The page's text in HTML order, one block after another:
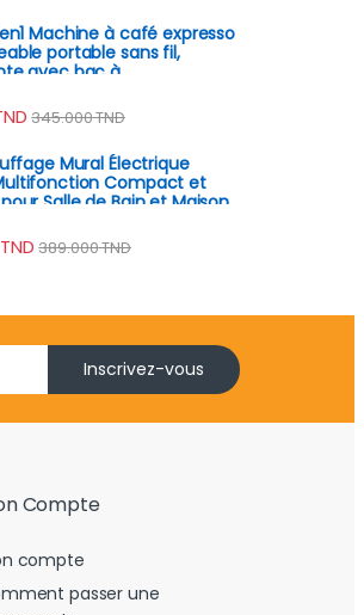
Machine à café expresso
portable sans fil,
avec bac à
batterie 8h
345.000TND
Mural Électrique
Compact et
Salle de Bain et Maison
TND 389.000TND
Inscrivez-vous
Compte
compte
passer une